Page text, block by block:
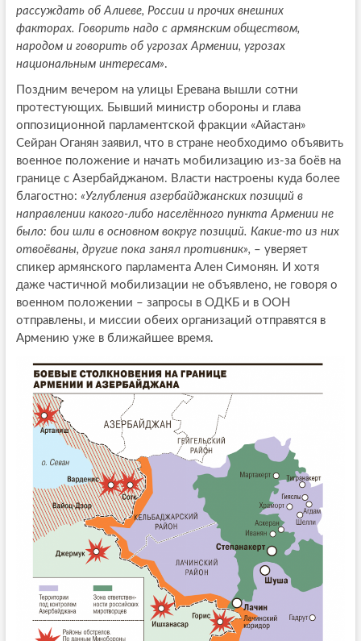
рассуждать об Алиеве, России и прочих внешних
факторах. Говорить надо с армянским обществом,
народом и говорить об угрозах Армении, угрозах
национальным интересам».
Поздним вечером на улицы Еревана вышли сотни
протестующих. Бывший министр обороны и глава
оппозиционной парламентской фракции «Айастан»
Сейран Оганян заявил, что в стране необходимо объявить
военное положение и начать мобилизацию из-за боёв на
границе с Азербайджаном. Власти настроены куда более
благостно: «Углубления азербайджанских позиций в
направлении какого-либо населённого пункта Армении не
было: бои шли в основном вокруг позиций. Какие-то из них
отвоёваны, другие пока занял противник», – уверяет
спикер армянского парламента Ален Симонян. И хотя
даже частичной мобилизации не объявлено, не говоря о
военном положении – запросы в ОДКБ и в ООН
отправлены, и миссии обеих организаций отправятся в
Армению уже в ближайшее время.